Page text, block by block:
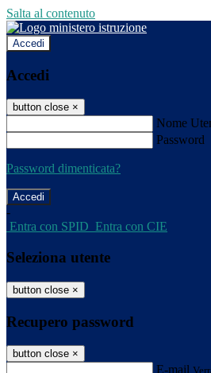
Salta al contenuto
Accedi
Accedi
button close ×
Nome
Password
Password dimenticata?
-
Entra con SPID Entra con CIE
Seleziona utente
button close ×
Recupero password
button close ×
E-mail